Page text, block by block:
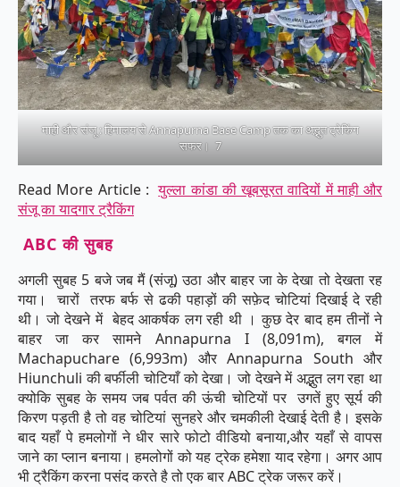
माही और संजू : हिमालय से Annapurna Base Camp तक का अद्भुत ट्रेकिंग
सफर। 7
Read More Article :युल्ला कांडा की खूबसूरत वादियों में माही और
संजू का यादगार ट्रैकिंग
ABC की सुबह
अगली सुबह 5 बजे जब मैं (संजू) उठा और बाहर जा के देखा तो देखता रह
गया। चारों तरफ बर्फ से ढकी पहाड़ों की सफ़ेद चोटियां दिखाई दे रही
थी। जो देखने में बेहद आकर्षक लग रही थी । कुछ देर बाद हम तीनों ने
बाहर जा कर सामने Annapurna I (8,091m), बगल में
Machapuchare (6,993m) और Annapurna South और
Hiunchuli की बर्फीली चोटियाँ को देखा। जो देखने में अद्भुत लग रहा था
क्योकि सुबह के समय जब पर्वत की ऊंची चोटियों पर उगतें हुए सूर्य की
किरण पड़ती है तो वह चोटियां सुनहरे और चमकीली देखाई देती है। इसके
बाद यहाँ पे हमलोगों ने धीर सारे फोटो वीडियो बनाया,और यहाँ से वापस
जाने का प्लान बनाया। हमलोगों को यह ट्रेक हमेशा याद रहेगा। अगर आप
भी ट्रैकिंग करना पसंद करते है तो एक बार ABC ट्रेक जरूर करें।